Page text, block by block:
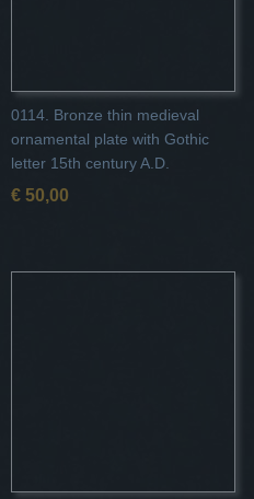
0114. Bronze thin medieval
ornamental plate with Gothic
letter 15th century A.D.
€ 50,00